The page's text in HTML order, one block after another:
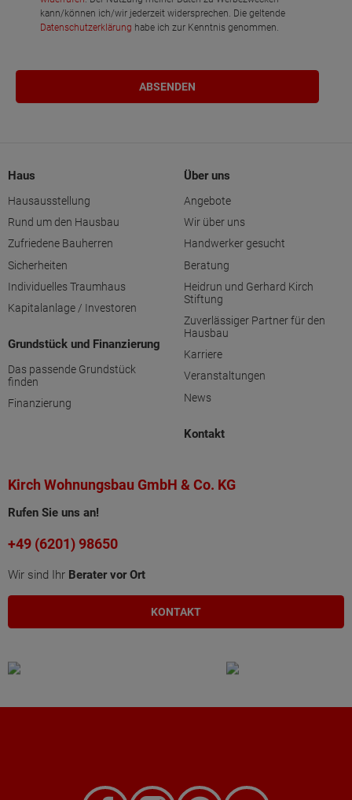
kann/können ich/wir jederzeit widersprechen. Die geltende
Datenschutzerklärung habe ich zur Kenntnis genommen.
Haus
Hausausstellung
Rund um den Hausbau
Zufriedene Bauherren
Sicherheiten
Individuelles Traumhaus
Kapitalanlage / Investoren
Grundstück und Finanzierung
Das passende Grundstück
finden
Finanzierung
Über uns
Angebote
Wir über uns
Handwerker gesucht
Beratung
Heidrun und Gerhard Kirch
Stiftung
Zuverlässiger Partner für den
Hausbau
Karriere
Veranstaltungen
News
Kontakt
Kirch Wohnungsbau GmbH & Co. KG
Rufen Sie uns an!
+49 (6201) 98650
Wir sind Ihr Berater vor Ort
KONTAKT